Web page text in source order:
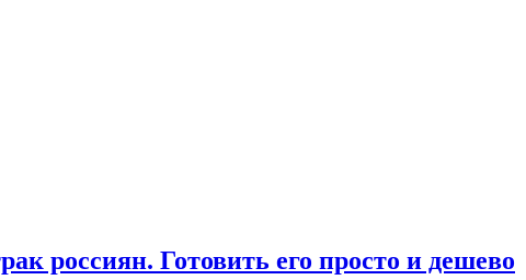
россиян. Готовить его просто и дешево